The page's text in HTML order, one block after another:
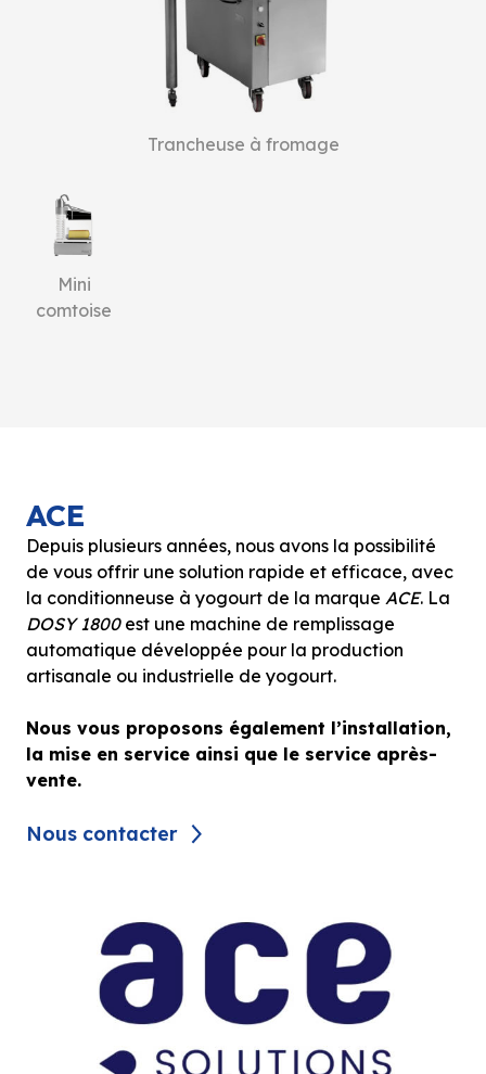
Trancheuse à fromage
Mini
comtoise
ACE
Depuis plusieurs années, nous avons la possibilité
de vous offrir une solution rapide et efficace, avec
la conditionneuse à yogourt de la marque ACE. La
DOSY 1800est une machine de remplissage
automatique développée pour la production
artisanale ou industrielle de yogourt.
Nous vous proposons également l’installation,
la mise en service ainsi que le service après-
vente.
Nous contacter